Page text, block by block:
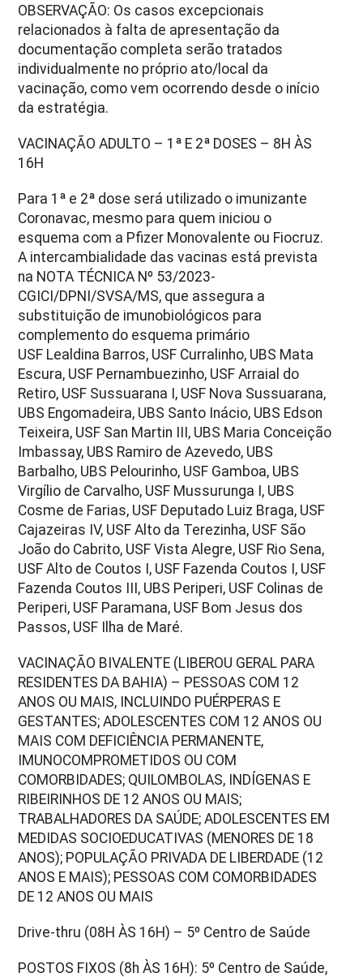
OBSERVAÇÃO: Os casos excepcionais
relacionados à falta de apresentação da
documentação completa serão tratados
individualmente no próprio ato/local da
vacinação, como vem ocorrendo desde o início
da estratégia.
VACINAÇÃO ADULTO – 1ª E 2ª DOSES – 8H ÀS
16H
Para 1ª e 2ª dose será utilizado o imunizante
Coronavac, mesmo para quem iniciou o
esquema com a Pfizer Monovalente ou Fiocruz.
A intercambialidade das vacinas está prevista
na NOTA TÉCNICA Nº 53/2023-
CGICI/DPNI/SVSA/MS, que assegura a
substituição de imunobiológicos para
complemento do esquema primário
USF Lealdina Barros, USF Curralinho, UBS Mata
Escura, USF Pernambuezinho, USF Arraial do
Retiro, USF Sussuarana I, USF Nova Sussuarana,
UBS Engomadeira, UBS Santo Inácio, UBS Edson
Teixeira, USF San Martin III, UBS Maria Conceição
Imbassay, UBS Ramiro de Azevedo, UBS
Barbalho, UBS Pelourinho, USF Gamboa, UBS
Virgílio de Carvalho, USF Mussurunga I, UBS
Cosme de Farias, USF Deputado Luiz Braga, USF
Cajazeiras IV, USF Alto da Terezinha, USF São
João do Cabrito, USF Vista Alegre, USF Rio Sena,
USF Alto de Coutos I, USF Fazenda Coutos I, USF
Fazenda Coutos III, UBS Periperi, USF Colinas de
Periperi, USF Paramana, USF Bom Jesus dos
Passos, USF Ilha de Maré.
VACINAÇÃO BIVALENTE (LIBEROU GERAL PARA
RESIDENTES DA BAHIA) – PESSOAS COM 12
ANOS OU MAIS, INCLUINDO PUÉRPERAS E
GESTANTES; ADOLESCENTES COM 12 ANOS OU
MAIS COM DEFICIÊNCIA PERMANENTE,
IMUNOCOMPROMETIDOS OU COM
COMORBIDADES; QUILOMBOLAS, INDÍGENAS E
RIBEIRINHOS DE 12 ANOS OU MAIS;
TRABALHADORES DA SAÚDE; ADOLESCENTES EM
MEDIDAS SOCIOEDUCATIVAS (MENORES DE 18
ANOS); POPULAÇÃO PRIVADA DE LIBERDADE (12
ANOS E MAIS); PESSOAS COM COMORBIDADES
DE 12 ANOS OU MAIS
Drive-thru (08H ÀS 16H) – 5º Centro de Saúde
POSTOS FIXOS (8h ÀS 16H): 5º Centro de Saúde,